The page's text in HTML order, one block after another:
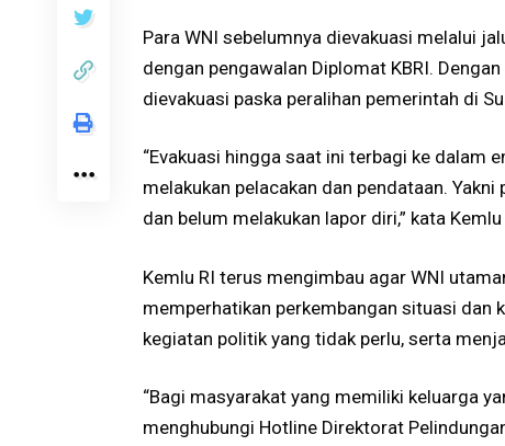
Para WNI sebelumnya dievakuasi melalui
dengan pengawalan Diplomat KBRI.
dievakuasi paska peralihan pemerintah di
“Evakuasi hingga saat ini terbagi ke dalam
melakukan pelacakan dan pendataan.
dan belum melakukan lapor diri,” kata
Kemlu RI terus mengimbau agar WNI
memperhatikan perkembangan situasi dan
kegiatan politik yang tidak perlu, serta
“Bagi masyarakat yang memiliki keluarga
menghubungi Hotline Direktorat